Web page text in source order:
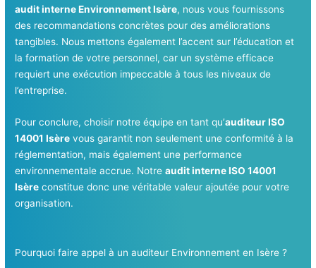
audit interne Environnement Isère, nous vous fournissons
des recommandations concrètes pour des améliorations
tangibles. Nous mettons également l’accent sur l’éducation et
la formation de votre personnel, car un système efficace
requiert une exécution impeccable à tous les niveaux de
l’entreprise.
Pour conclure, choisir notre équipe en tant qu’auditeur ISO
14001 Isère vous garantit non seulement une conformité à la
réglementation, mais également une performance
environnementale accrue. Notreaudit interne ISO 14001
Isère constitue donc une véritable valeur ajoutée pour votre
organisation.
Pourquoi faire appel à un auditeur Environnement en Isère ?